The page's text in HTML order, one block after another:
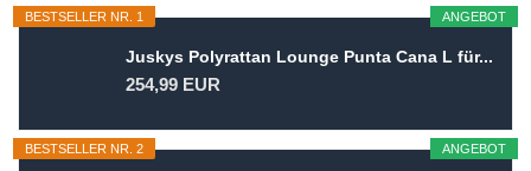
ANGEBOT
BESTSELLER NR. 1
Juskys Polyrattan Lounge Punta Cana L für...
254,99 EUR
ANGEBOT
BESTSELLER NR. 2